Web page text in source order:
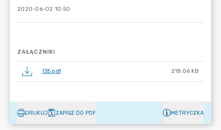
2020-06-02 10:50
ZAŁĄCZNIKI
135.pdf 218.06 KB
DRUKUJ ZAPISZ DO PDF METRYCZKA